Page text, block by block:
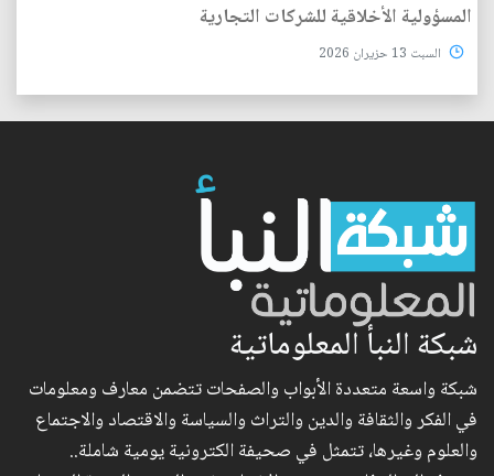
المسؤولية الأخلاقية للشركات التجارية
السبت 13 حزيران 2026
شبكة النبأ المعلوماتية
شبكة واسعة متعددة الأبواب والصفحات تتضمن معارف ومعلومات
في الفكر والثقافة والدين والتراث والسياسة والاقتصاد والاجتماع
والعلوم وغيرها، تتمثل في صحيفة الكترونية يومية شاملة..